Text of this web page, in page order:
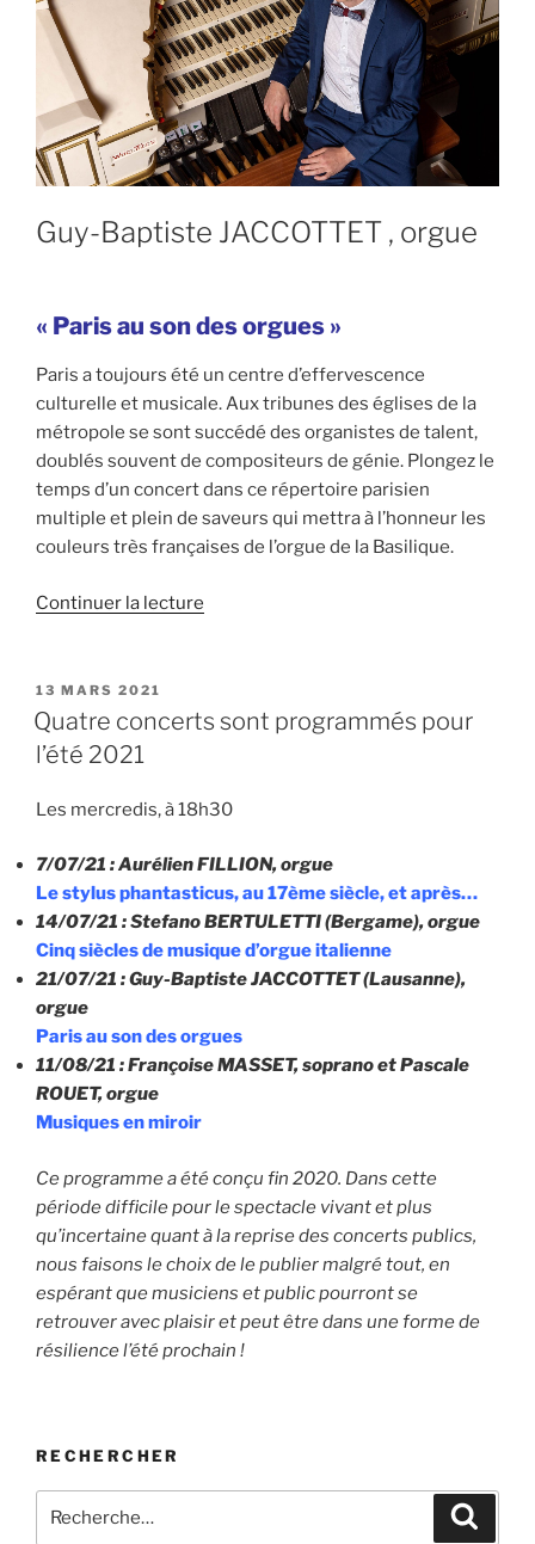
Guy-Baptiste JACCOTTET , orgue
« Paris au son des orgues »
Paris a toujours été un centre d’effervescence
culturelle et musicale. Aux tribunes des églises de la
métropole se sont succédé des organistes de talent,
doublés souvent de compositeurs de génie. Plongez le
temps d’un concert dans ce répertoire parisien
multiple et plein de saveurs qui mettra à l’honneur les
couleurs très françaises de l’orgue de la Basilique.
Continuer la lecture
21
à
basilique
St
François,
Thonon »
PUBLIÉ
LE
13 MARS 2021
Quatre concerts sont programmés pour
l’été 2021
Les mercredis, à 18h30
7/07/21 : Aurélien FILLION, orgue
Le stylus phantasticus, au 17ème siècle, et après…
14/07/21 : Stefano BERTULETTI (Bergame), orgue
Cinq siècles de musique d’orgue italienne
21/07/21 : Guy-Baptiste JACCOTTET (Lausanne),
orgue
Paris au son des orgues
11/08/21 : Françoise MASSET, soprano et Pascale
ROUET, orgue
Musiques en miroir
Ce programme a été conçu fin 2020. Dans cette
période difficile pour le spectacle vivant et plus
qu’incertaine quant à la reprise des concerts publics,
nous faisons le choix de le publier malgré tout, en
espérant que musiciens et public pourront se
retrouver avec plaisir et peut être dans une forme de
résilience l’été prochain !
RECHERCHER
pour